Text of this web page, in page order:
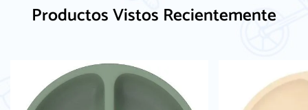
Productos Vistos Recientemente